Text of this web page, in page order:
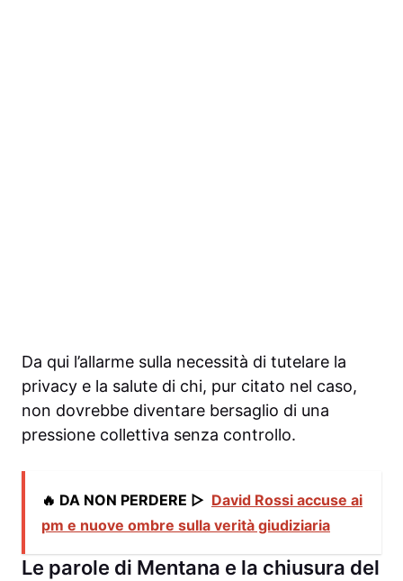
Da qui l’allarme sulla necessità di tutelare la
privacy e la salute di chi, pur citato nel caso,
non dovrebbe diventare bersaglio di una
pressione collettiva senza controllo.
🔥 DA NON PERDERE ▷ David Rossi accuse ai
pm e nuove ombre sulla verità giudiziaria
Le parole di Mentana e la chiusura del